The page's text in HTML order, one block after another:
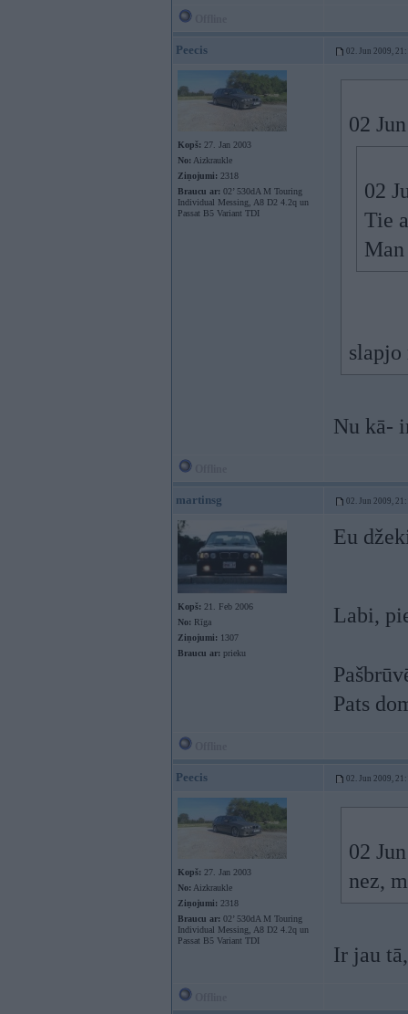
Peecis 02. Jun 2009,
Kopš: 27. Jan 2003
No: Aizkraukle
Ziņojumi: 2318
Braucu ar: 02’ 530dA M Touring
Individual Messing, A8 D2 4.2q un
Passat B5 Variant TDI
02
02
Tie
Nu kā-
martinsg 02. Jun 2009,
Kopš: 21. Feb 2006
No: Rīga
Ziņojumi: 1307
Braucu ar: prieku
Eu
Labi,
Pats
Peecis 02. Jun 2009,
Kopš: 27. Jan 2003
No: Aizkraukle
Ziņojumi: 2318
Braucu ar: 02’ 530dA M Touring
Individual Messing, A8 D2 4.2q un
Passat B5 Variant TDI
02
nez,
Ir jau